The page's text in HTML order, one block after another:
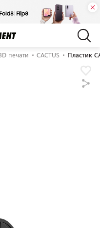
печати CACTUS Пластик